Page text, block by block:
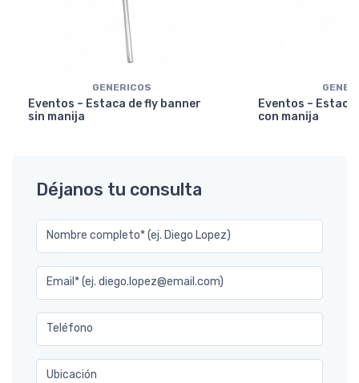
GENERICOS
Eventos – Estaca de fly banner
sin manija
Eventos –
con manija
Déjanos tu consulta
Nombre completo* (ej. Diego Lopez)
Email* (ej. diego.lopez@email.com)
Teléfono
Ubicación